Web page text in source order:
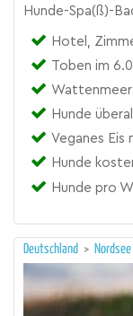
Hunde-Spa(ß)-
Hotel,
Toben im
Wattenmeer
Hunde
Veganes Eis
Hunde
Hunde pro
Deutschland > Nordsee